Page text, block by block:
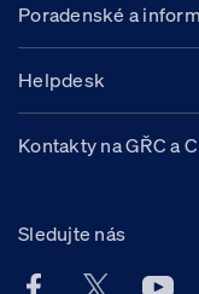
Poradenské a
Helpdesk
Kontakty na GŘC a
Sledujte nás
Facebook účet
X účet